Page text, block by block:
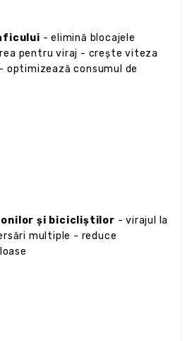
- elimină blocajele
pentru viraj - crește viteza
optimizează consumul de
și bicicliștilor - virajul la
multiple - reduce